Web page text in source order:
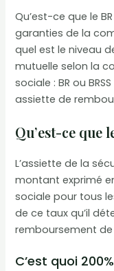
Qu’est-ce que le
garanties de la
quel est le niveau
mutuelle selon la
sociale : BR ou
assiette de
Qu’est-ce que
L’assiette de la
montant exprimé
sociale pour tous
de ce taux qu’il
remboursement
C’est quoi